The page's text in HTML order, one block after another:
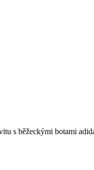
s běžeckými botami